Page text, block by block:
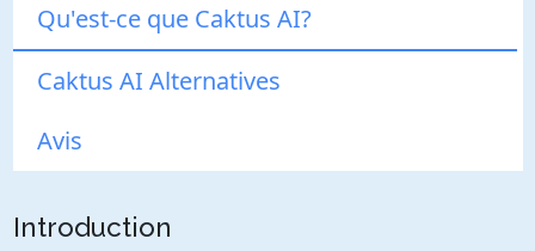
Qu'est-ce que Caktus AI?
Caktus AI Alternatives
Avis
Introduction